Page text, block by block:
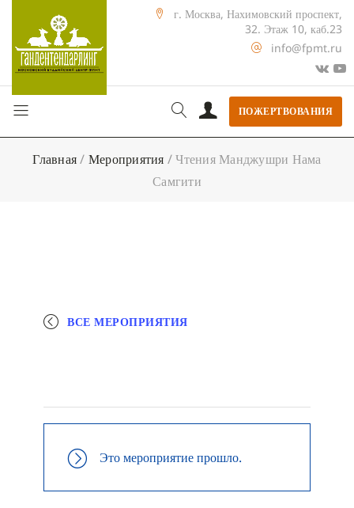
г. Москва, Нахимовский проспект,
32. Этаж 10, каб.23
info@fpmt.ru
ПОЖЕРТВОВАНИЯ
Главная/ Мероприятия /Чтения Манджушри Нама
Самгити
ВСЕ МЕРОПРИЯТИЯ
Это мероприятие прошло.